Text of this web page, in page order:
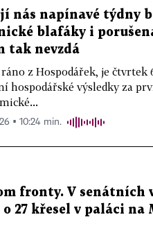
nás napínavé týdny
blafáky i
tak nevzdá
z Hospodářek, je
hospodářské výsledky za
▪ 10:24 min.
fronty. V senátních
27 křesel v paláci na